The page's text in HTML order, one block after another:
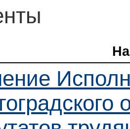
технологии
вопросы